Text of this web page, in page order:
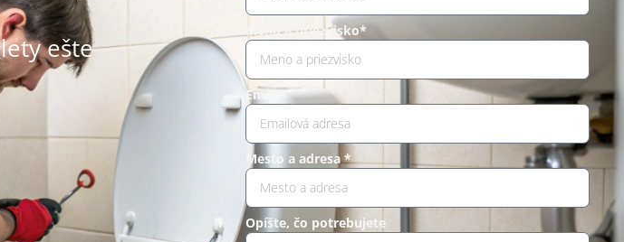
ešte
Meno a priezvisko*
Email*
Mesto a adresa *
Opíšte, čo potrebujete